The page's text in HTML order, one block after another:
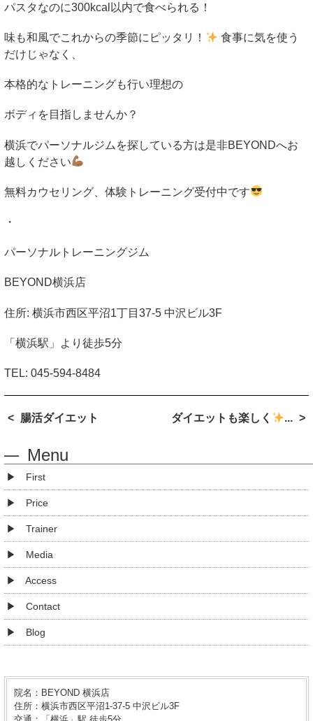
院名：BEYOND 横浜店
住所：横浜市西区平沼1-37-5 中沢ビル3F
パスタなのに300kcal 以内で食べられる！
味も和風でこれからの季節にピッタリ！
食事に気を使う
だけじゃなく、
本格的なトレーニングも行い理想の
ボディを目指しませんか？
横浜でパーソナルジムを探している方は是非BEYONDへお
越しください
無料カウセリング、体験トレーニング受付中です
・
パーソナルトレーニングジム
BEYOND横浜店
住所: 横浜市西区平沼1丁目 37-5 中沢ビル3F
「横浜駅」より徒歩5分
TEL: 045-594-8484
腸活ダイエット ダイエットも楽しく ...
Menu
First
Price
Trainer
Media
Access
Contact
Blog